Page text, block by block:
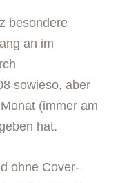
besondere
an im
sowieso, aber
(immer am
hat.
ohne Cover-